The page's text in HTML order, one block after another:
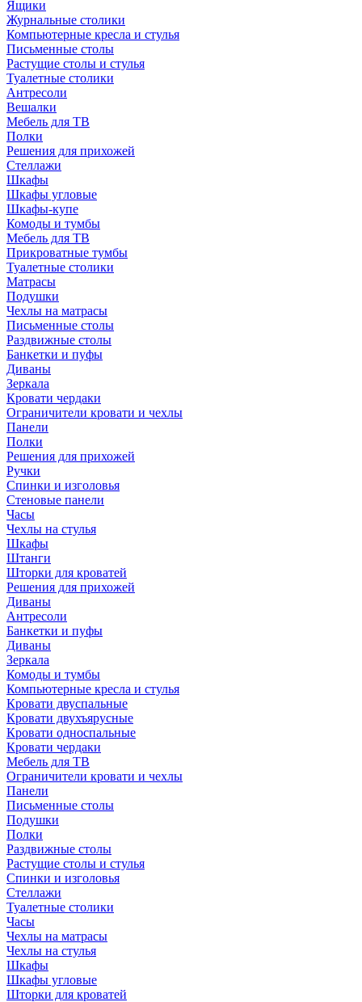
Ящики
Журнальные столики
Компьютерные кресла и стулья
Письменные столы
Растущие столы и стулья
Туалетные столики
Антресоли
Вешалки
Мебель для ТВ
Полки
Решения для прихожей
Стеллажи
Шкафы
Шкафы угловые
Шкафы-купе
Комоды и тумбы
Мебель для ТВ
Прикроватные тумбы
Туалетные столики
Матрасы
Подушки
Чехлы на матрасы
Письменные столы
Раздвижные столы
Банкетки и пуфы
Диваны
Зеркала
Кровати чердаки
Ограничители кровати и чехлы
Панели
Полки
Решения для прихожей
Ручки
Спинки и изголовья
Стеновые панели
Часы
Чехлы на стулья
Шкафы
Штанги
Шторки для кроватей
Решения для прихожей
Диваны
Антресоли
Банкетки и пуфы
Диваны
Зеркала
Комоды и тумбы
Компьютерные кресла и стулья
Кровати двуспальные
Кровати двухъярусные
Кровати односпальные
Кровати чердаки
Мебель для ТВ
Ограничители кровати и чехлы
Панели
Письменные столы
Подушки
Полки
Раздвижные столы
Растущие столы и стулья
Спинки и изголовья
Стеллажи
Туалетные столики
Часы
Чехлы на матрасы
Чехлы на стулья
Шкафы
Шкафы угловые
Шторки для кроватей